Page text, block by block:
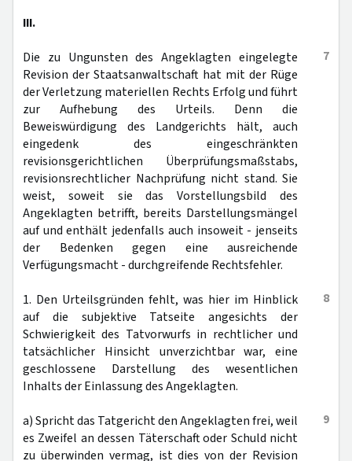
III.
7
Die zu Ungunsten des Angeklagten eingelegte
Revision der Staatsanwaltschaft hat mit der Rüge
der Verletzung materiellen Rechts Erfolg und führt
zur Aufhebung des Urteils. Denn die
Beweiswürdigung des Landgerichts hält, auch
eingedenk des eingeschränkten
revisionsgerichtlichen Überprüfungsmaßstabs,
revisionsrechtlicher Nachprüfung nicht stand. Sie
weist, soweit sie das Vorstellungsbild des
Angeklagten betrifft, bereits Darstellungsmängel
auf und enthält jedenfalls auch insoweit - jenseits
der Bedenken gegen eine ausreichende
Verfügungsmacht - durchgreifende Rechtsfehler.
8
1. Den Urteilsgründen fehlt, was hier im Hinblick
auf die subjektive Tatseite angesichts der
Schwierigkeit des Tatvorwurfs in rechtlicher und
tatsächlicher Hinsicht unverzichtbar war, eine
geschlossene Darstellung des wesentlichen
Inhalts der Einlassung des Angeklagten.
9
a) Spricht das Tatgericht den Angeklagten frei, weil
es Zweifel an dessen Täterschaft oder Schuld nicht
zu überwinden vermag, ist dies von der Revision